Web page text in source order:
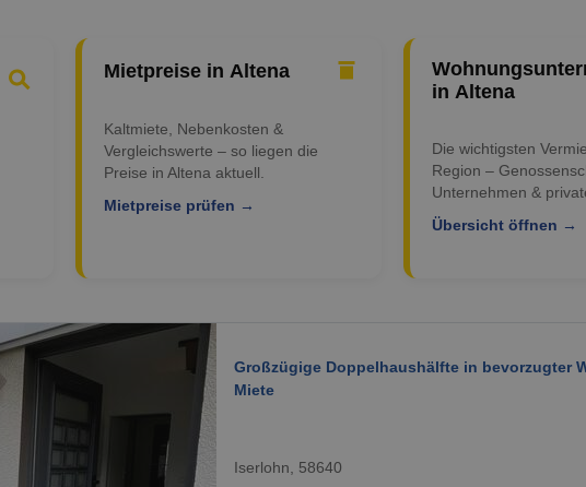
Mietpreise in Altena
Kaltmiete, Nebenkosten &
Vergleichswerte – so liegen die
Preise in Altena aktuell.
Mietpreise prüfen →
in Altena
Die wichtigsten
Region –
Unternehmen &
Übersicht öffnen →
Großzügige Doppelhaushälfte in bevorzugter
Miete
Iserlohn, 58640